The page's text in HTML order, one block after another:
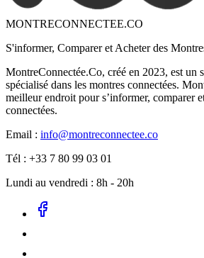
MONTRECONNECTEE.CO
S'informer, Comparer et Acheter des
MontreConnectée.Co, créé en 2023, est un
spécialisé dans les montres connectées.
meilleur endroit pour s’informer, comparer
connectées.
Email : info@montreconnectee.co
Tél : +33 7 80 99 03 01
Lundi au vendredi : 8h - 20h